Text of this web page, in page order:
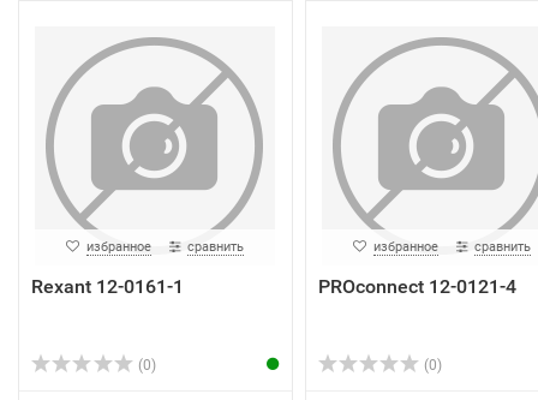
избранное сравнить
Rexant 12-0161-1
(0)
избранное сравнить
PROconnect 12-0121-4
(0)